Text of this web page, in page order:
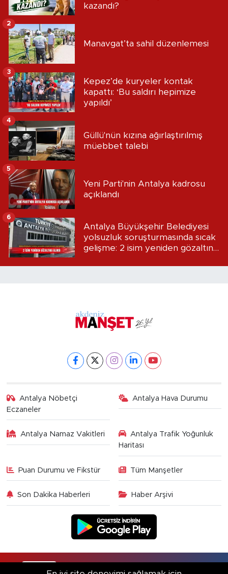
kazandı?
Manavgat’ta sahil düzenlemesi
2
Kepez’de kuryeler kontak
kapattı: ‘Bu saldırı hepimize
yapıldı’
3
Güllü'nün kızına ağırlaştırılmış
müebbet talebi
4
Yeni Parti'nin Antalya kadrosu
açıklandı
5
Antalya Büyükşehir Belediyesi
yolsuzluk soruşturmasında sıcak
gelişme: 2 isim yeniden gözaltına
6
Antalya Nöbetçi
Eczaneler
Antalya Hava Durumu
Antalya Namaz Vakitleri
Antalya Trafik Yoğunluk
Haritası
Puan Durumu ve Fikstür Tüm Manşetler
Son Dakika Haberleri Haber Arşivi
RSS Copyright © 2025. Her hakkı saklıdır.